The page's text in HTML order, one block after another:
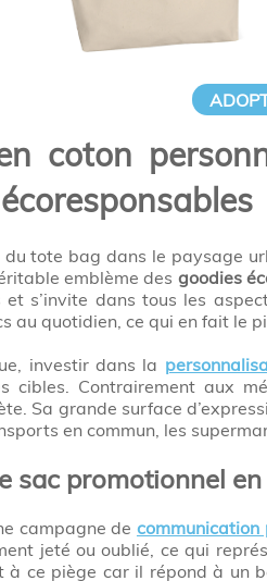
coton
du tote bag dans le paysage
emblème des goodies
et s’invite dans tous les
au quotidien, ce qui en fait le
investir dans la
cibles. Contrairement aux
Sa grande surface
en commun, les
sac promotionnel
campagne de communication
jeté ou oublié, ce qui
à ce piège car il répond à un